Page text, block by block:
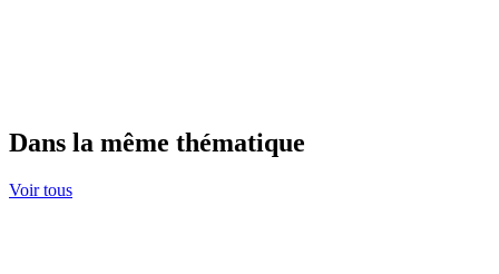
Dans la même thématique
Voir tous